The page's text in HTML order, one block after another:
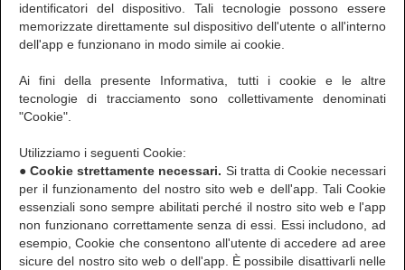
identificatori del dispositivo. Tali tecnologie possono essere
memorizzate direttamente sul dispositivo dell'utente o all'interno
dell'app e funzionano in modo simile ai cookie.
Ai fini della presente Informativa, tutti i cookie e le altre
tecnologie di tracciamento sono collettivamente denominati
"Cookie".
Utilizziamo i seguenti Cookie:
● Cookie strettamente necessari. Si tratta di Cookie necessari
per il funzionamento del nostro sito web e dell'app. Tali Cookie
essenziali sono sempre abilitati perché il nostro sito web e l'app
non funzionano correttamente senza di essi. Essi includono, ad
esempio, Cookie che consentono all'utente di accedere ad aree
sicure del nostro sito web o dell'app. È possibile disattivarli nelle